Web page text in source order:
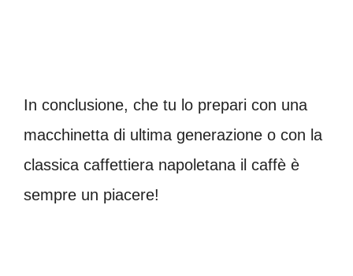
In conclusione, che tu lo prepari con una
macchinetta di ultima generazione o con la
classica caffettiera napoletana il caffè è
sempre un piacere!